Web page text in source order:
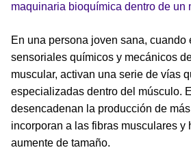
maquinaria bioquímica dentro de un
En una persona joven sana, cuando
sensoriales químicos y mecánicos
muscular, activan una serie de vías
especializadas dentro del músculo.
desencadenan la producción de
incorporan a las fibras musculares y
aumente de tamaño.